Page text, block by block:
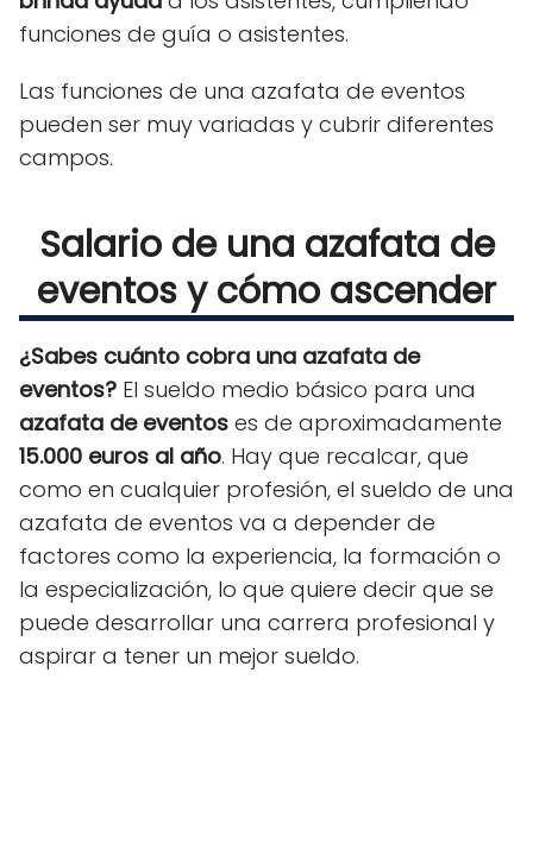
funciones de guía o asistentes.
Las funciones de una azafata de eventos
pueden ser muy variadas y cubrir diferentes
campos.
Salario de una azafata de
eventos y cómo ascender
¿Sabes cuánto cobra una azafata de
eventos? El sueldo medio básico para una
azafata de eventos es de aproximadamente
15.000 euros al año. Hay que recalcar, que
como en cualquier profesión, el sueldo de una
azafata de eventos va a depender de
factores como la experiencia, la formación o
la especialización, lo que quiere decir que se
puede desarrollar una carrera profesional y
aspirar a tener un mejor sueldo.